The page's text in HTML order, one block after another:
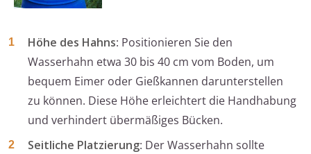
Höhe des Hahns: Positionieren Sie den
Wasserhahn etwa 30 bis 40 cm vom Boden, um
bequem Eimer oder Gießkannen darunterstellen
zu können. Diese Höhe erleichtert die Handhabung
und verhindert übermäßiges Bücken.
Seitliche Platzierung: Der Wasserhahn sollte